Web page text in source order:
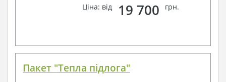
Ціна: від 19 700 грн.
Пакет "Тепла підлога"